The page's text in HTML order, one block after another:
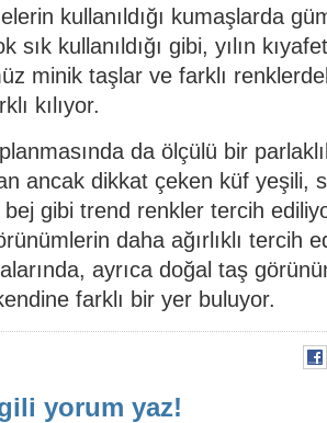
kullanıldığı kumaşlarda
sık kullanıldığı gibi, yılın
minik taşlar ve farklı
kılıyor.
da ölçülü bir
ancak dikkat çeken küf yeşili,
gibi trend renkler tercih
daha ağırlıklı tercih
ayrıca doğal taş
farklı bir yer buluyor.
yorum yaz!